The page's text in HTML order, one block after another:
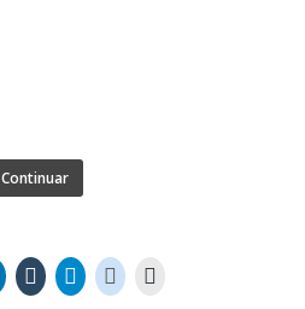
Continuar